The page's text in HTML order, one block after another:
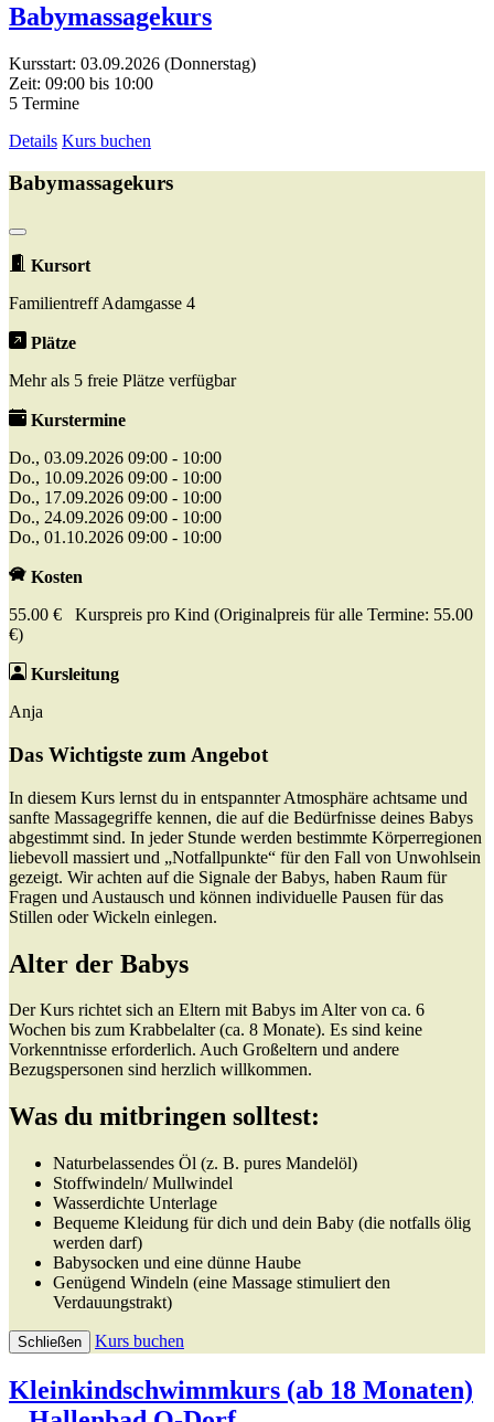
Babymassagekurs
Kursstart: 03.09.2026 (Donnerstag)
Zeit: 09:00 bis 10:00
5 Termine
Details Kurs buchen
Babymassagekurs
Kursort
Familientreff Adamgasse 4
Plätze
Mehr als 5 freie Plätze verfügbar
Kurstermine
Do., 03.09.2026 09:00 - 10:00
Do., 10.09.2026 09:00 - 10:00
Do., 17.09.2026 09:00 - 10:00
Do., 24.09.2026 09:00 - 10:00
Do., 01.10.2026 09:00 - 10:00
Kosten
55.00 € Kurspreis pro Kind (Originalpreis für alle Termine: 55.00
€)
Kursleitung
Anja
Das Wichtigste zum Angebot
In diesem Kurs lernst du in entspannter Atmosphäre achtsame und
sanfte Massagegriffe kennen, die auf die Bedürfnisse deines Babys
abgestimmt sind. In jeder Stunde werden bestimmte Körperregionen
liebevoll massiert und „Notfallpunkte“ für den Fall von Unwohlsein
gezeigt. Wir achten auf die Signale der Babys, haben Raum für
Fragen und Austausch und können individuelle Pausen für das
Stillen oder Wickeln einlegen.
Alter der Babys
Der Kurs richtet sich an Eltern mit Babys im Alter von ca. 6
Wochen bis zum Krabbelalter (ca. 8 Monate). Es sind keine
Vorkenntnisse erforderlich. Auch Großeltern und andere
Bezugspersonen sind herzlich willkommen.
Was du mitbringen solltest:
Naturbelassendes Öl (z. B. pures Mandelöl)
Stoffwindeln/ Mullwindel
Wasserdichte Unterlage
Bequeme Kleidung für dich und dein Baby (die notfalls ölig
werden darf)
Babysocken und eine dünne Haube
Genügend Windeln (eine Massage stimuliert den
Verdauungstrakt)
Schließen Kurs buchen
Kleinkindschwimmkurs (ab 18 Monaten)